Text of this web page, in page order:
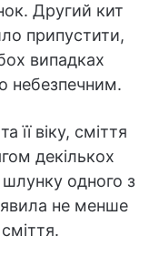
Другий кит
припустити,
випадках
небезпечним.
її віку, сміття
декількох
одного з
не менше